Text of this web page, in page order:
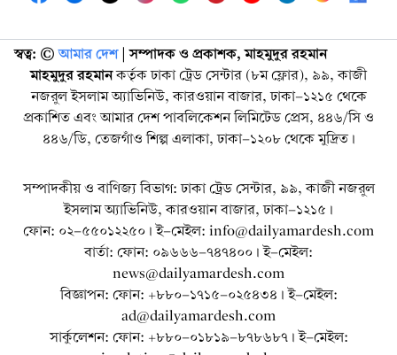
স্বত্ব: ©️ আমার দেশ| সম্পাদক ও প্রকাশক, মাহমুদুর রহমান
মাহমুদুর রহমানকর্তৃক ঢাকা ট্রেড সেন্টার (৮ম ফ্লোর), ৯৯, কাজী
নজরুল ইসলাম অ্যাভিনিউ, কারওয়ান বাজার, ঢাকা-১২১৫ থেকে
প্রকাশিত এবং আমার দেশ পাবলিকেশন লিমিটেড প্রেস, ৪৪৬/সি ও
৪৪৬/ডি, তেজগাঁও শিল্প এলাকা, ঢাকা-১২০৮ থেকে মুদ্রিত।
সম্পাদকীয় ও বাণিজ্য বিভাগ: ঢাকা ট্রেড সেন্টার, ৯৯, কাজী নজরুল
ইসলাম অ্যাভিনিউ, কারওয়ান বাজার, ঢাকা-১২১৫।
ফোন: ০২-৫৫০১২২৫০। ই-মেইল: info@dailyamardesh.com
বার্তা: ফোন: ০৯৬৬৬-৭৪৭৪০০। ই-মেইল:
news@dailyamardesh.com
বিজ্ঞাপন: ফোন: +৮৮০-১৭১৫-০২৫৪৩৪ । ই-মেইল:
ad@dailyamardesh.com
সার্কুলেশন: ফোন: +৮৮০-০১৮১৯-৮৭৮৬৮৭ । ই-মেইল: